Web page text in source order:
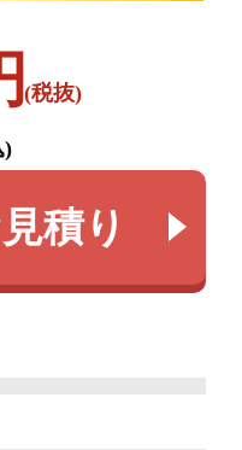
(税抜)
)
積り